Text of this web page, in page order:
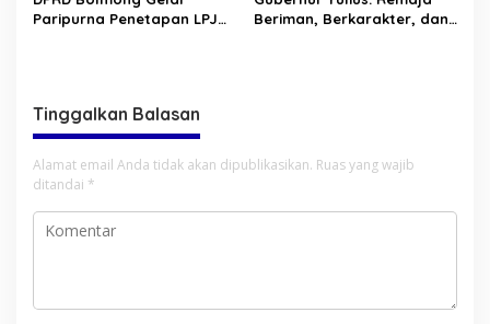
Paripurna Penetapan LPJ
Beriman, Berkarakter, dan
Tinggalkan Balasan
Alamat email Anda tidak akan dipublikasikan. Ruas yang wajib
ditandai *